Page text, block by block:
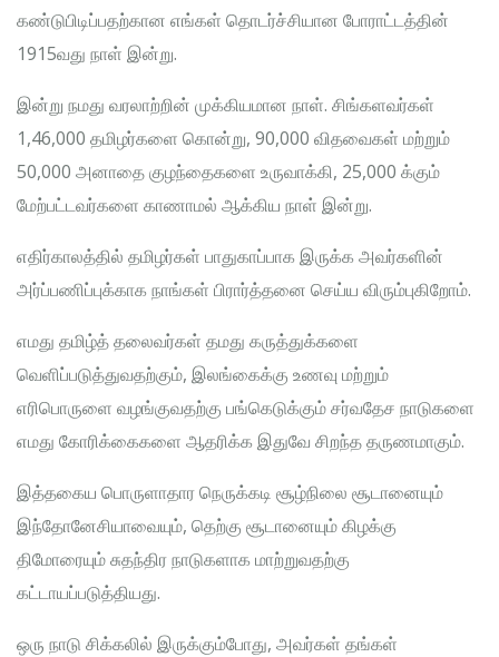
கண்டுபிடிப்பதற்கான எங்கள் தொடர்ச்சியான போராட்டத்தின்
1915வது நாள் இன்று.
இன்று நமது வரலாற்றின் முக்கியமான நாள். சிங்களவர்கள்
1,46,000 தமிழர்களை கொன்று, 90,000 விதவைகள் மற்றும்
50,000 அனாதை குழந்தைகளை உருவாக்கி, 25,000 க்கும்
மேற்பட்டவர்களை காணாமல் ஆக்கிய நாள் இன்று.
எதிர்காலத்தில் தமிழர்கள் பாதுகாப்பாக இருக்க அவர்களின்
அர்ப்பணிப்புக்காக நாங்கள் பிரார்த்தனை செய்ய விரும்புகிறோம்.
எமது தமிழ்த் தலைவர்கள் தமது கருத்துக்களை
வெளிப்படுத்துவதற்கும், இலங்கைக்கு உணவு மற்றும்
எரிபொருளை வழங்குவதற்கு பங்கெடுக்கும் சர்வதேச நாடுகளை
எமது கோரிக்கைகளை ஆதரிக்க இதுவே சிறந்த தருணமாகும்.
இத்தகைய பொருளாதார நெருக்கடி சூழ்நிலை சூடானையும்
இந்தோனேசியாவையும், தெற்கு சூடானையும் கிழக்கு
திமோரையும் சுதந்திர நாடுகளாக மாற்றுவதற்கு
கட்டாயப்படுத்தியது.
ஒரு நாடு சிக்கலில் இருக்கும்போது, ​​அவர்கள் தங்கள்